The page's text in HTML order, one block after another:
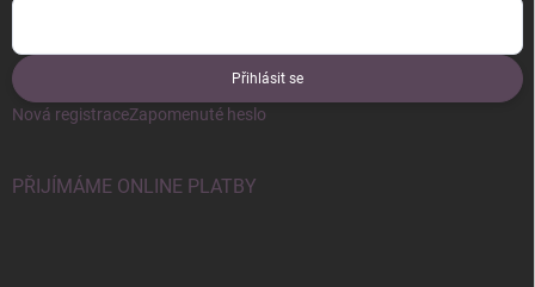
Přihlásit se
Nová registraceZapomenuté heslo
PŘIJÍMÁME ONLINE PLATBY